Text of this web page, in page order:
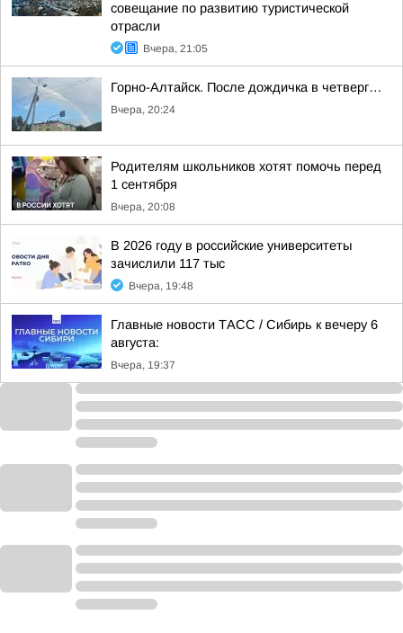
совещание по развитию туристической
отрасли
Вчера, 21:05
Горно-Алтайск. После дождичка в четверг…
Вчера, 20:24
Родителям школьников хотят помочь перед
1 сентября
Вчера, 20:08
В 2026 году в российские университеты
зачислили 117 тыс
Вчера, 19:48
Главные новости ТАСС / Сибирь к вечеру 6
августа:
Вчера, 19:37